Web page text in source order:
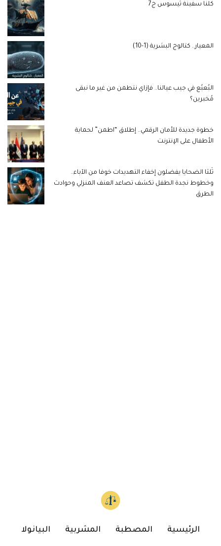
كلنا سفينة ثيسوس ج7
المعيار.. كتالوج البشرية (1-10)
البُعبُع في جيب عيالنا.. فإزاي نتطمن من غير ما نبقى
مُخبرين؟
خطوة جديدة للأمان الرقمي.. إطلاق “اطمن” لحماية
الأطفال على الإنترنت
ثُلثا الضحايا يفضلون إخفاء التهديدات خوفا من الآباء..
وخطوط نجدة الطفل تكشف تصاعد العنف المنزلي وحوادث
الطرق
الرئيسية المصطبة المشربية البيانولا